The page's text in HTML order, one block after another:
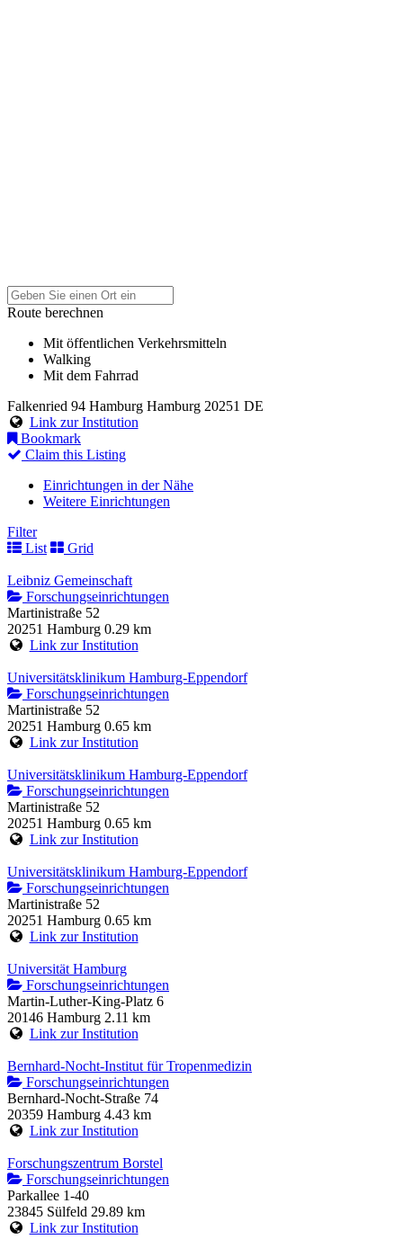
Route berechnen
Mit öffentlichen Verkehrsmitteln
Walking
Mit dem Fahrrad
Falkenried 94 Hamburg Hamburg 20251 DE
Link zur Institution
Bookmark
Claim this Listing
Einrichtungen in der Nähe
Weitere Einrichtungen
Filter
List
Grid
Leibniz Gemeinschaft
Forschungseinrichtungen
Martinistraße 52
20251 Hamburg 0.29 km
Link zur Institution
Universitätsklinikum Hamburg-Eppendorf
Forschungseinrichtungen
Martinistraße 52
20251 Hamburg 0.65 km
Link zur Institution
Universitätsklinikum Hamburg-Eppendorf
Forschungseinrichtungen
Martinistraße 52
20251 Hamburg 0.65 km
Link zur Institution
Universitätsklinikum Hamburg-Eppendorf
Forschungseinrichtungen
Martinistraße 52
20251 Hamburg 0.65 km
Link zur Institution
Universität Hamburg
Forschungseinrichtungen
Martin-Luther-King-Platz 6
20146 Hamburg 2.11 km
Link zur Institution
Bernhard-Nocht-Institut für Tropenmedizin
Forschungseinrichtungen
Bernhard-Nocht-Straße 74
20359 Hamburg 4.43 km
Link zur Institution
Forschungszentrum Borstel
Forschungseinrichtungen
Parkallee 1-40
23845 Sülfeld 29.89 km
Link zur Institution